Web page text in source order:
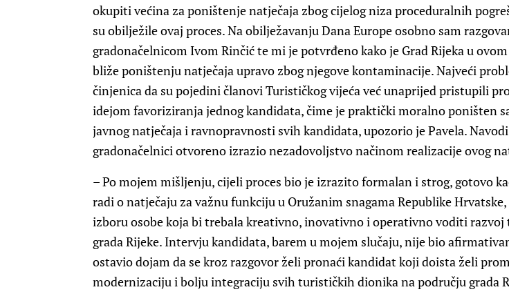
okupiti većina za poništenje natječaja zbog cijelog niza proceduralnih
su obilježile ovaj proces. Na obilježavanju Dana Europe osobno sam
gradonačelnicom Ivom Rinčić te mi je potvrđeno kako je Grad Rijeka u
bliže poništenju natječaja upravo zbog njegove kontaminacije. Najveći
činjenica da su pojedini članovi Turističkog vijeća već unaprijed pristupili
idejom favoriziranja jednog kandidata, čime je praktički moralno poništen
javnog natječaja i ravnopravnosti svih kandidata, upozorio je Pavela.
gradonačelnici otvoreno izrazio nezadovoljstvo načinom realizacije ovog
– Po mojem mišljenju, cijeli proces bio je izrazito formalan i strog, gotovo
radi o natječaju za važnu funkciju u Oružanim snagama Republike Hrvatske,
izboru osobe koja bi trebala kreativno, inovativno i operativno voditi
grada Rijeke. Intervju kandidata, barem u mojem slučaju, nije bio
ostavio dojam da se kroz razgovor želi pronaći kandidat koji doista želi
modernizaciju i bolju integraciju svih turističkih dionika na području grada